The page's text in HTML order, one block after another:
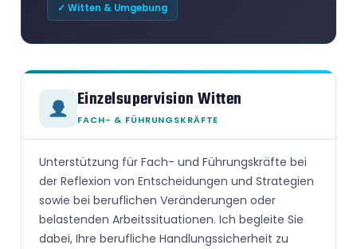
✓ Witten & Umgebung
Einzelsupervision Witten
FACH- & FÜHRUNGSKRÄFTE
Unterstützung für Fach- und Führungskräfte bei
der Reflexion von Entscheidungen und Strategien
sowie bei beruflichen Veränderungen oder
belastenden Arbeitssituationen. Ich begleite Sie
dabei, Ihre berufliche Handlungssicherheit zu